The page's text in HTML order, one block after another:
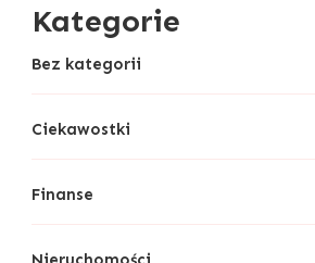
Kategorie
Bez kategorii
Ciekawostki
Finanse